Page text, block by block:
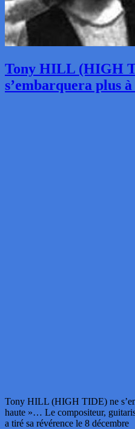
Tony HILL (HIGH
s’embarquera plus
Tony HILL (HIGH TIDE) ne
haute »… Le compositeur,
a tiré sa révérence le 8 décembre